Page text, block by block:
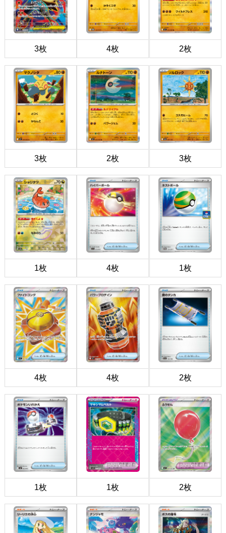
3枚 4枚 2枚
3枚 2枚 3枚
1枚 4枚 1枚
4枚 4枚 2枚
1枚 1枚 2枚